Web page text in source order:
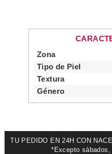
Zona
Tipo de Piel
Textura
Género
TU PEDIDO EN 24H CON
*Excepto